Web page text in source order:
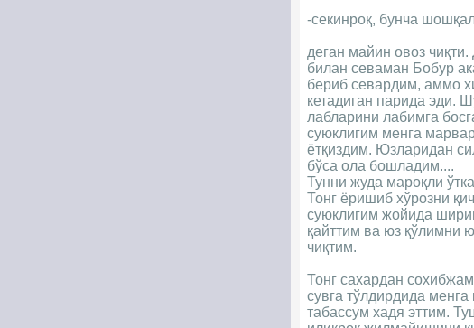
-секинроқ, бунча
деган майин овоз
билан севаман Бобур
бериб севардим, аммо
кетадиган парида эди.
лабларини лабимга
суюклигим менга
ётқиздим. Юзларидан
бўса ола бошладим....
Тунни жуда мароқли
Тонг ёришиб хўрозни
суюклигим жойида
қайттим ва юз қўлимни
чиқтим.
Тонг сахардан
сувга тўлдирдида
табассум хадя эттим.